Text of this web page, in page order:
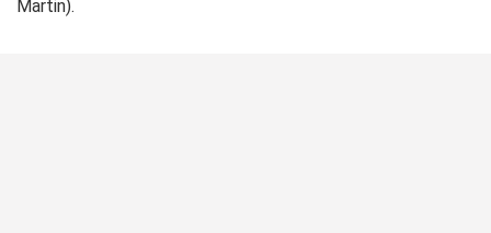
Martin).